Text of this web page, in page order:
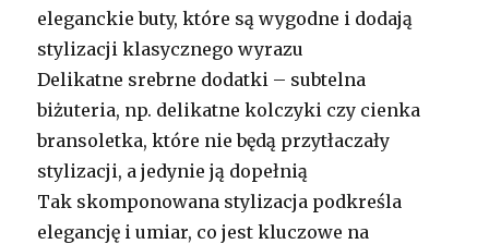
eleganckie buty, które są wygodne i dodają
stylizacji klasycznego wyrazu
Delikatne srebrne dodatki – subtelna
biżuteria, np. delikatne kolczyki czy cienka
bransoletka, które nie będą przytłaczały
stylizacji, a jedynie ją dopełnią
Tak skomponowana stylizacja podkreśla
elegancję i umiar, co jest kluczowe na